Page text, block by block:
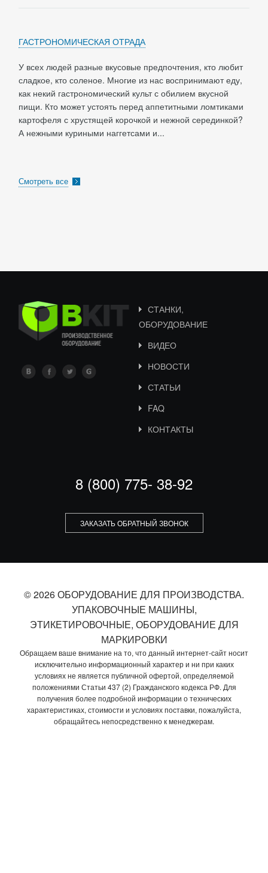
ГАСТРОНОМИЧЕСКАЯ ОТРАДА
У всех людей разные вкусовые предпочтения, кто любит
сладкое, кто соленое. Многие из нас воспринимают еду,
как некий гастрономический культ с обилием вкусной
пищи. Кто может устоять перед аппетитными ломтиками
картофеля с хрустящей корочкой и нежной серединкой?
А нежными куриными наггетсами и...
Смотреть все
СТАНКИ,
ОБОРУДОВАНИЕ
ВИДЕО
НОВОСТИ
СТАТЬИ
FAQ
КОНТАКТЫ
8 (800) 775- 38-92
ЗАКАЗАТЬ ОБРАТНЫЙ ЗВОНОК
© 2026 ОБОРУДОВАНИЕ ДЛЯ ПРОИЗВОДСТВА.
УПАКОВОЧНЫЕ МАШИНЫ,
ЭТИКЕТИРОВОЧНЫЕ, ОБОРУДОВАНИЕ ДЛЯ
МАРКИРОВКИ
Обращаем ваше внимание на то, что данный интернет-сайт носит
исключительно информационный характер и ни при каких
условиях не является публичной офертой, определяемой
положениями Статьи 437 (2) Гражданского кодекса РФ. Для
получения более подробной информации о технических
характеристиках, стоимости и условиях поставки, пожалуйста,
обращайтесь непосредственно к менеджерам.